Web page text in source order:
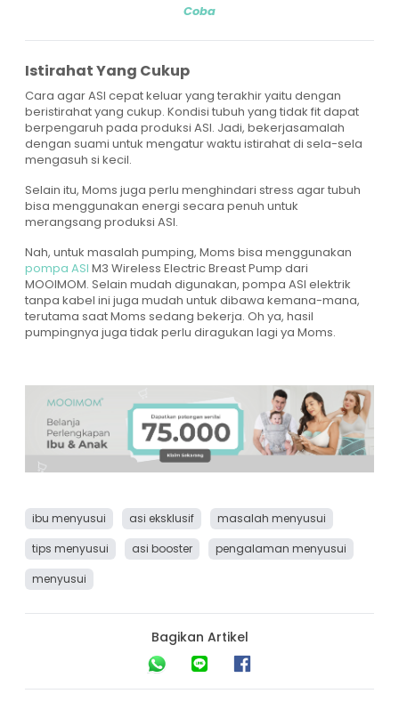
Coba
Istirahat Yang Cukup
Cara agar ASI cepat keluar yang terakhir yaitu dengan
beristirahat yang cukup. Kondisi tubuh yang tidak fit dapat
berpengaruh pada produksi ASI. Jadi, bekerjasamalah
dengan suami untuk mengatur waktu istirahat di sela-sela
mengasuh si kecil.
Selain itu, Moms juga perlu menghindari stress agar tubuh
bisa menggunakan energi secara penuh untuk
merangsang produksi ASI.
Nah, untuk masalah pumping, Moms bisa menggunakan
pompa ASI M3 Wireless Electric Breast Pump dari
MOOIMOM. Selain mudah digunakan, pompa ASI elektrik
tanpa kabel ini juga mudah untuk dibawa kemana-mana,
terutama saat Moms sedang bekerja. Oh ya, hasil
pumpingnya juga tidak perlu diragukan lagi ya Moms.
ibu menyusui asi eksklusif
masalah menyusui
tips menyusui
asi booster
pengalaman menyusui
menyusui
Bagikan Artikel